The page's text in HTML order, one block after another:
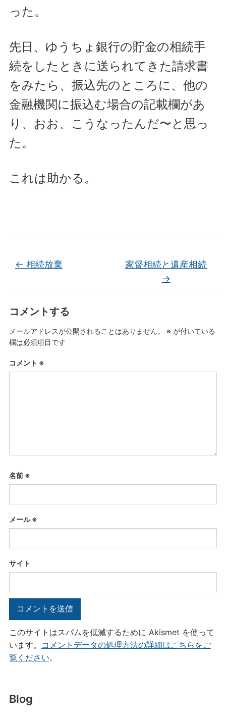
Blog
った。
先日、ゆうちょ銀行の貯金の相続手
続をしたときに送られてきた請求書
をみたら、振込先のところに、他の
金融機関に振込む場合の記載欄があ
り、おお、こうなったんだ〜と思っ
た。
これは助かる。
← 相続放棄
家督相続と遺産相続
→
コメントする
メールアドレスが公開されることはありません。 ※ が付いている
欄は必須項目です
コメント ※
名前 ※
メール※
サイト
このサイトはスパムを低減するために Akismet を使って
います。
コメントデータの処理方法の詳細はこちらをご
覧ください。